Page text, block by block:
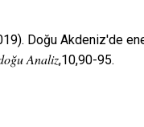
Doğu Akdeniz'de
Analiz,10,90-95.